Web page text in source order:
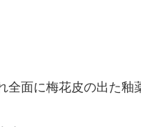
面に梅花皮の出た釉